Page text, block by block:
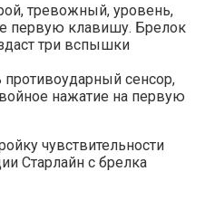
тревожный, уровень,
первую клавишу. Брелок
три вспышки
сенсор,
нажатие на первую
чувствительности
Старлайн с брелка